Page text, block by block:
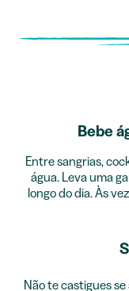
Bebe
Entre sangrias,
água. Leva uma
longo do dia. Às
Não te castigues